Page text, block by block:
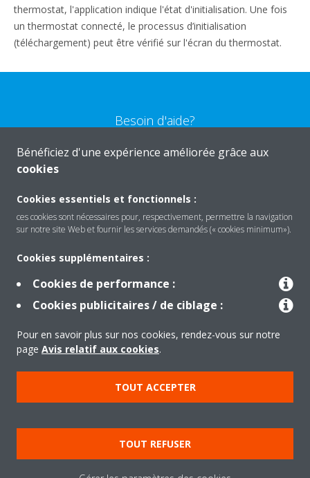
thermostat, l'application indique l'état d'initialisation. Une fois
un thermostat connecté, le processus d’initialisation
(téléchargement) peut être vérifié sur l'écran du thermostat.
Besoin d'aide?
CONTACTEZ-NOUS
Solutions
À propos de Daikin
Copyright © Daikin
Mentions légales
Avis relatif aux cookies
Politique de confidentialité des données
Bénéficiez d'une expérience améliorée grâce aux
cookies
Cookies essentiels et fonctionnels :
ces cookies sont nécessaires pour, respectivement, permettre la navigation
sur notre site Web et fournir les services demandés (« cookies minimum»).
Cookies supplémentaires :
Cookies de performance :
Cookies publicitaires / de ciblage :
Pour en savoir plus sur nos cookies, rendez-vous sur notre
page Avis relatif aux cookies.
TOUT ACCEPTER
TOUT REFUSER